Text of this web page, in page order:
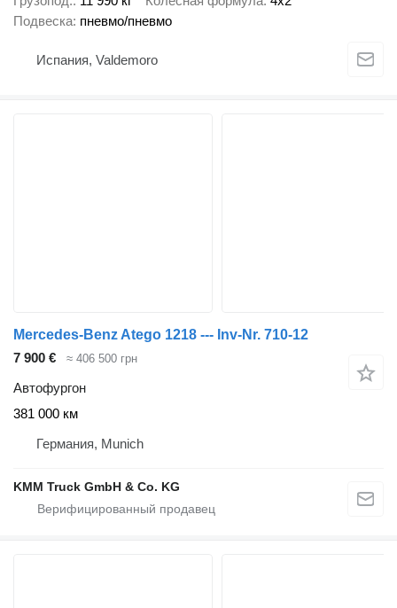
Подвеска пневмо/пневмо
Испания, Valdemoro
Mercedes-Benz Atego 1218 --- Inv-Nr. 710-12
7 900 €
≈ 406 500 грн
Автофургон
381 000 км
Германия, Munich
KMM Truck GmbH & Co. KG